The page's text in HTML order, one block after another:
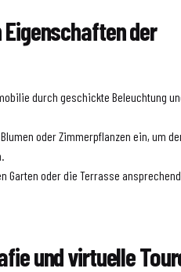
Eigenschaften der
durch geschickte Beleuchtung
oder Zimmerpflanzen ein, um
Garten oder die Terrasse ansprechend
und virtuelle